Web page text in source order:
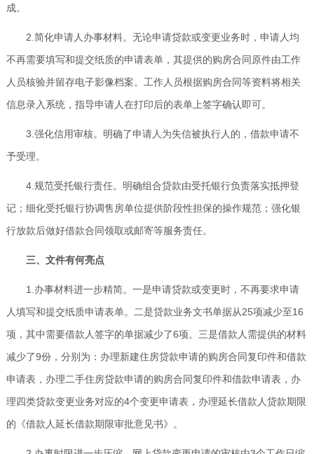
成。
2.简化申请人办事材料。无论申请贷款或变更业务时，申请人均
不再需要填写和提交纸质的申请表单，其提供的购房合同原件由工作
人员核验并留存电子影像档案。工作人员根据购房合同等资料将相关
信息录入系统，指导申请人在打印后的表单上签字确认即可。
3.强化信用审核。明确了申请人为失信被执行人的，借款申请不
予受理。
4.规范受托银行责任。明确组合贷款由受托银行负责落实抵押登
记；细化受托银行协调售房单位提供阶段性担保的操作规范；强化银
行放款后做好借款合同领取或邮寄等服务责任。
三、文件有何亮点
1.办事材料进一步精简。一是申请贷款或变更时，不再要求申请
人填写和提交纸质申请表单。二是贷款业务文书单据从25项减少至16
项，其中需要借款人签字的单据减少了6项。三是借款人需提供的材料
减少了9份，分别为：办理新建住房贷款申请的购房合同复印件和借款
申请表，办理二手住房贷款申请的购房合同复印件和借款申请表，办
理四类贷款变更业务对应的4个变更申请表，办理延长借款人贷款期限
的《借款人延长借款期限审批意见书》。